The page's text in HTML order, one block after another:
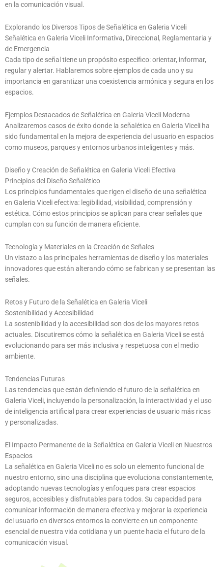
en la comunicación visual.
Explorando los Diversos Tipos de Señalética en Galeria Viceli
Señalética en Galeria Viceli Informativa, Direccional, Reglamentaria y
de Emergencia
Cada tipo de señal tiene un propósito específico: orientar, informar,
regular y alertar. Hablaremos sobre ejemplos de cada uno y su
importancia en garantizar una coexistencia armónica y segura en los
espacios.
Ejemplos Destacados de Señalética en Galeria Viceli Moderna
Analizaremos casos de éxito donde la señalética en Galeria Viceli ha
sido fundamental en la mejora de experiencia del usuario en espacios
como museos, parques y entornos urbanos inteligentes y más.
Diseño y Creación de Señalética en Galeria Viceli Efectiva
Principios del Diseño Señalético
Los principios fundamentales que rigen el diseño de una señalética
en Galeria Viceli efectiva: legibilidad, visibilidad, comprensión y
estética. Cómo estos principios se aplican para crear señales que
cumplan con su función de manera eficiente.
Tecnología y Materiales en la Creación de Señales
Un vistazo a las principales herramientas de diseño y los materiales
innovadores que están alterando cómo se fabrican y se presentan las
señales.
Retos y Futuro de la Señalética en Galeria Viceli
Sostenibilidad y Accesibilidad
La sostenibilidad y la accesibilidad son dos de los mayores retos
actuales. Discutiremos cómo la señalética en Galeria Viceli se está
evolucionando para ser más inclusiva y respetuosa con el medio
ambiente.
Tendencias Futuras
Las tendencias que están definiendo el futuro de la señalética en
Galeria Viceli, incluyendo la personalización, la interactividad y el uso
de inteligencia artificial para crear experiencias de usuario más ricas
y personalizadas.
El Impacto Permanente de la Señalética en Galeria Viceli en Nuestros
Espacios
La señalética en Galeria Viceli no es solo un elemento funcional de
nuestro entorno, sino una disciplina que evoluciona constantemente,
adoptando nuevas tecnologías y enfoques para crear espacios
seguros, accesibles y disfrutables para todos. Su capacidad para
comunicar información de manera efectiva y mejorar la experiencia
del usuario en diversos entornos la convierte en un componente
esencial de nuestra vida cotidiana y un puente hacia el futuro de la
comunicación visual.